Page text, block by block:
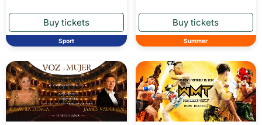
Sport Summer